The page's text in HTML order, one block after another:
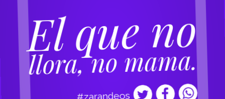
El que no
llora, no mama.
#zarandeos